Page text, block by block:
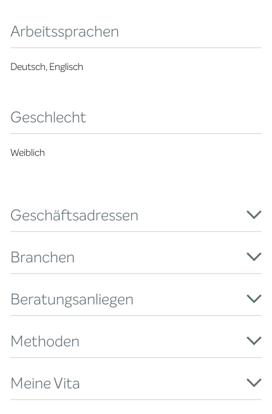
Arbeitssprachen
Deutsch, Englisch
Geschlecht
Weiblich
Geschäftsadressen
Branchen
Beratungsanliegen
Methoden
Meine Vita